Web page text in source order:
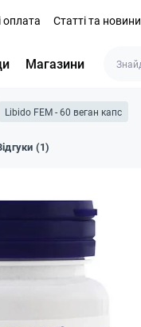
оплата Статті та новини
Магазини
Libido FEM - 60 веган капс
(1)